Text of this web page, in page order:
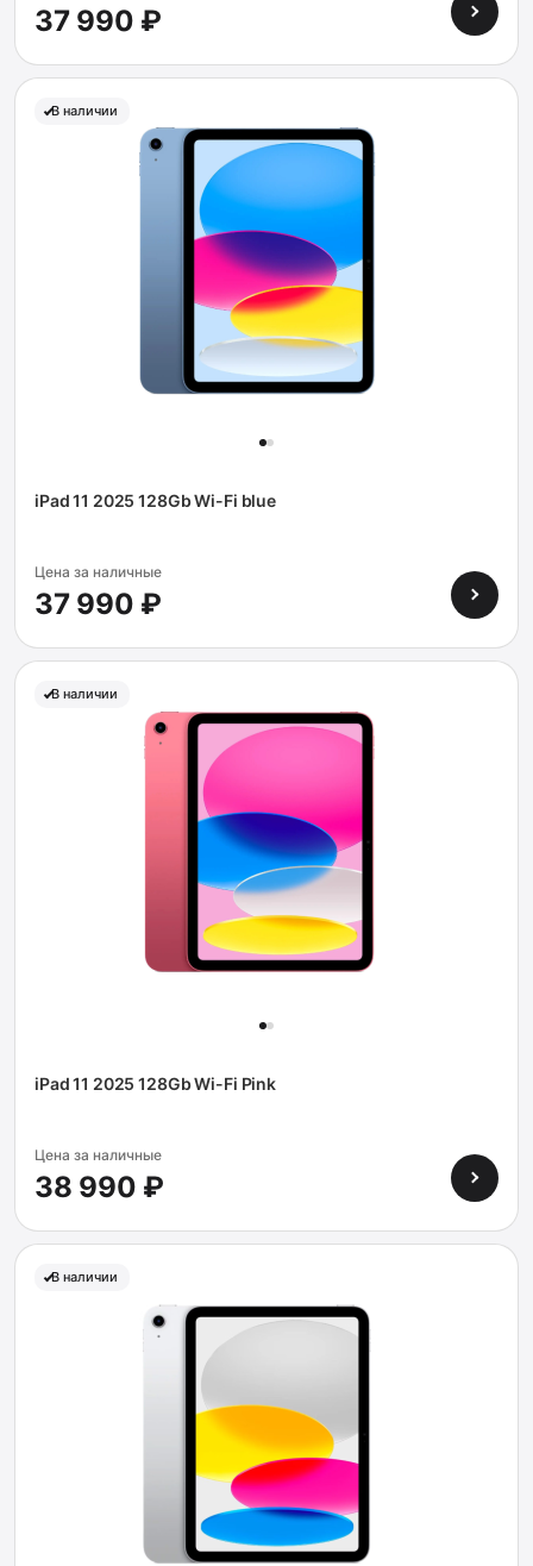
37 990 ₽
В наличии
iPad 11 2025 128Gb Wi-Fi blue
Цена за наличные
37 990 ₽
В наличии
iPad 11 2025 128Gb Wi-Fi Pink
Цена за наличные
38 990 ₽
В наличии